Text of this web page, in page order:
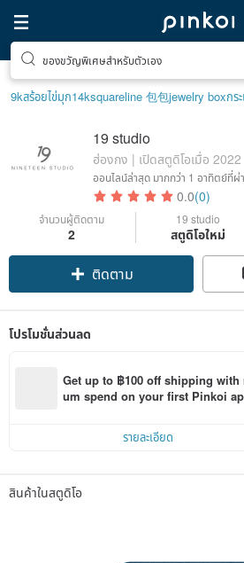
ของขวัญพิเศษสำหรับตัวเอง
9kสร้อยไข่มุก14ksquareline 包包jewelry boxกร
19 studio
ฮ่องกง | เปิดสตูดิโอเมื่อ 2022
ออนไลน์ล่าสุด มากกว่า 1 อาทิตย์ที่ผ่
0.0(0)
จำนวนผู้ติดตาม
2
19 studio
สตูดิโอใหม่
ติดตาม
โปรโมชั่นส่วนลด
Get up to ฿100 off shipping with
um spend on your first Pinkoi
รายละเอียด
สินค้าในสตูดิโอ